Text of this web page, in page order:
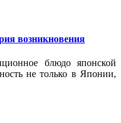
возникновения
блюдо японской
не только в Японии,